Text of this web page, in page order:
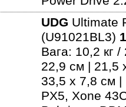
UDG Ultimate
(U91021BL3)
Вага: 10,2 кг
22,9 см | 21,5
33,5 x 7,8 см |
PX5, Xone